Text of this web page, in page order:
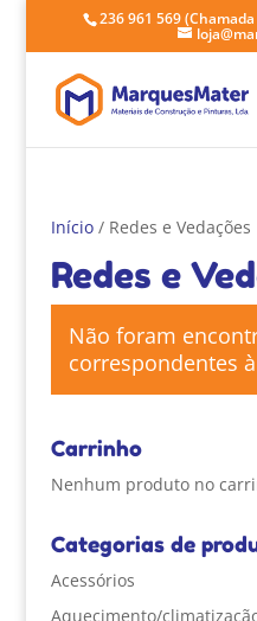
236 961 569
Início/ Redes e Vedações
Redes e
Não foram
correspondentes
Carrinho
Nenhum produto no
Categorias de
Acessórios
Aquecimento/